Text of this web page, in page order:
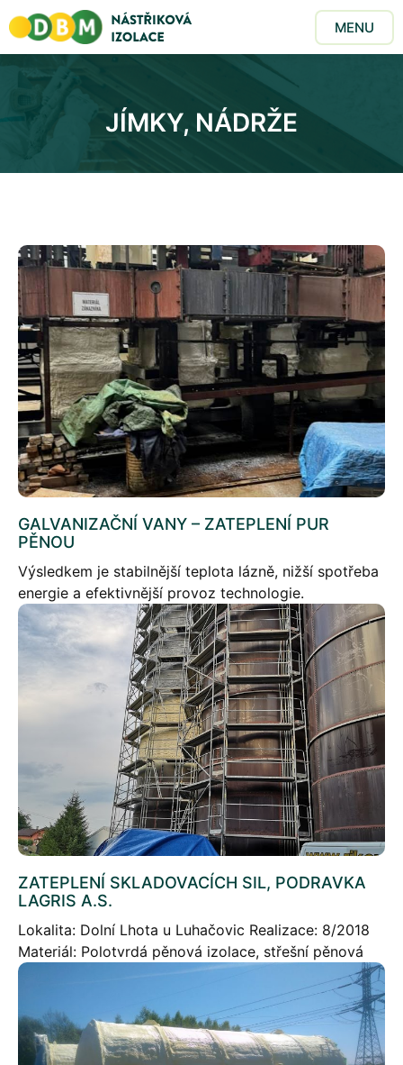
MENU
JÍMKY, NÁDRŽE
GALVANIZAČNÍ VANY – ZATEPLENÍ PUR
PĚNOU
Výsledkem je stabilnější teplota lázně, nižší spotřeba
energie a efektivnější provoz technologie.
ZATEPLENÍ SKLADOVACÍCH SIL, PODRAVKA
LAGRIS A.S.
Lokalita: Dolní Lhota u Luhačovic Realizace: 8/2018
Materiál: Polotvrdá pěnová izolace, střešní pěnová
izolace, Polyurea P-2049, Tecnotop 2C Fotogalerie